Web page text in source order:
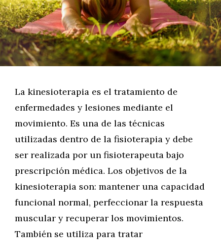
La kinesioterapia es el tratamiento de
enfermedades y lesiones mediante el
movimiento. Es una de las técnicas
utilizadas dentro de la fisioterapia y debe
ser realizada por un fisioterapeuta bajo
prescripción médica. Los objetivos de la
kinesioterapia son: mantener una capacidad
funcional normal, perfeccionar la respuesta
muscular y recuperar los movimientos.
También se utiliza para tratar